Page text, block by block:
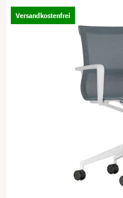
Versandkostenfrei